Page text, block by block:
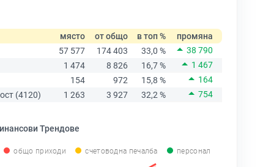
място от общо в топ %
промяна
57 577
174 403 33,0 %
38 790
1 474
8 826 16,7 %
1 467
154
972 15,8 %
164
(4120)
1 263 3 927 32,2 % 754
Трендове
общо приходи счетоводна печалба персонал